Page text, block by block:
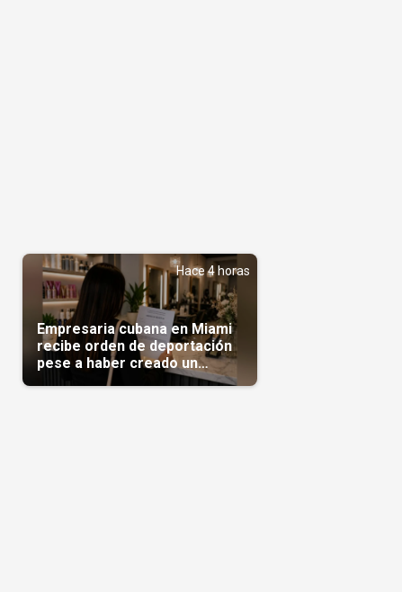
Hace 4 horas
Empresaria cubana en Miami
recibe orden de deportación
pese a haber creado un